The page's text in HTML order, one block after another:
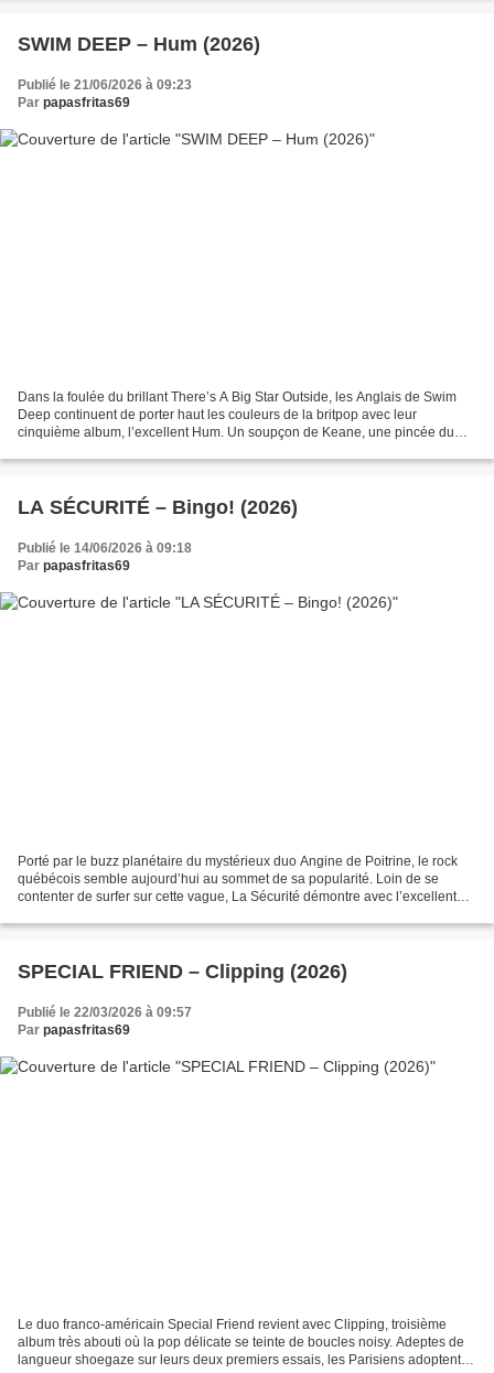
SWIM DEEP – Hum (2026)
Publié le 21/06/2026 à 09:23
Par papasfritas69
Dans la foulée du brillant There’s A Big Star Outside, les Anglais de Swim
Deep continuent de porter haut les couleurs de la britpop avec leur
cinquième album, l’excellent Hum. Un soupçon de Keane, une pincée du
LA SÉCURITÉ – Bingo! (2026)
Publié le 14/06/2026 à 09:18
Par papasfritas69
Porté par le buzz planétaire du mystérieux duo Angine de Poitrine, le rock
québécois semble aujourd’hui au sommet de sa popularité. Loin de se
contenter de surfer sur cette vague, La Sécurité démontre avec l’excellent
SPECIAL FRIEND – Clipping (2026)
Publié le 22/03/2026 à 09:57
Par papasfritas69
Le duo franco-américain Special Friend revient avec Clipping, troisième
album très abouti où la pop délicate se teinte de boucles noisy. Adeptes de
langueur shoegaze sur leurs deux premiers essais, les Parisiens adoptent